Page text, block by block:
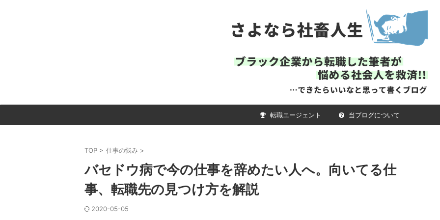
転職エージェント 当ブログについて
TOP > 仕事の悩み >
バセドウ病で今の仕事を辞めたい人へ。向いてる仕
事、転職先の見つけ方を解説
2020-05-05